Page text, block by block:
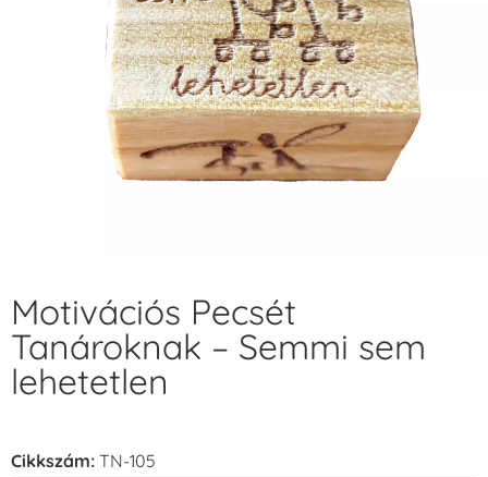
Motivációs Pecsét
Tanároknak – Semmi sem
lehetetlen
Cikkszám: TN-105